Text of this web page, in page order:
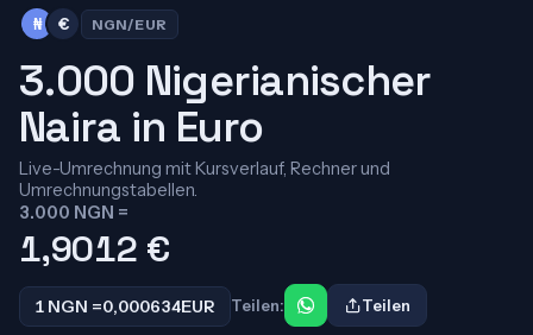
₦ € NGN/EUR
3.000 Nigerianischer
Naira in Euro
Live-Umrechnung mit Kursverlauf, Rechner und
Umrechnungstabellen.
3.000 NGN =
1,9012 €
1 NGN =0,000634EUR Teilen: Teilen